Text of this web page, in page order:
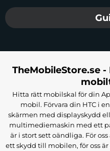
Du kan lita på att våra
Säkerhet Först
iPhone 6/6S
Vi prioriterar säkerhet.
utrustade med
att skydda din iPhone
överhettning. Detta ger
du laddar din enhet.
Källa för
TheMobileStore.se
Hitta rätt mobilskal för din
mobil. Förvara din HTC i
skärmen med displayskydd
multimediemaskin med ett
är i stort sett oändliga. För
ett skydd till mobilen, för oss